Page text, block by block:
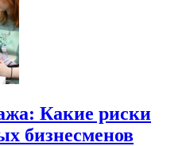
Какие риски
бизнесменов